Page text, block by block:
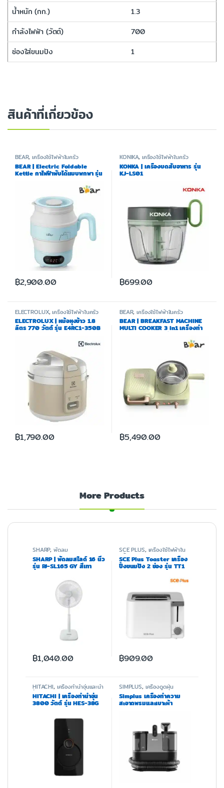
More Products
SHARP,พัดลม
SHARP | พัดลมสไลด์ 16 นิ้ว
รุ่น PJ-SL165 GY สีเทา
฿1,040.00
SCE PLUS, เครื่องใช้ไฟฟ้าใน
ครัว
SCE Plus Toaster เครื่อง
ปิ้งขนมปัง 2 ช่อง รุ่น TT1
฿909.00
HITACHI, เครื่องทำน้ำอุ่นและน้ำ
ร้อน
HITACHI | เครื่องทำน้ำอุ่น
3800 วัตต์ รุ่น HES-38G
SIMPLUS, เครื่องดูดฝุ่น
Simplus เครื่องทำความ
สะอาดพรมและเบาะผ้า
สินค้าที่เกี่ยวข้อง
BEAR,เครื่องใช้ไฟฟ้าในครัว
BEAR | Electric Foldable
Kettle กาไฟฟ้าพับได้แบบพกพา รุ่น
BR0007 (แถมฟรีถุงผ้า)
฿2,900.00
KONIKA, เครื่องใช้ไฟฟ้าในครัว
KONKA | เครื่องบดสับอาหาร รุ่น
KJ-LS01
฿699.00
ELECTROLUX,เครื่องใช้ไฟฟ้าในครัว
ELECTROLUX | หม้อหุงข้าว 1.8
ลิตร 770 วัตต์ รุ่น E4RC1-350B
฿1,790.00
BEAR,เครื่องใช้ไฟฟ้าในครัว
BEAR | BREAKFAST MACHINE
MULTI COOKER 3 in1 เครื่องทำ
฿5,490.00
น้ำหนัก (กก.)
1.3
กำลังไฟฟ้า (วัตต์)
700
ช่องใส่ขนมปัง
1